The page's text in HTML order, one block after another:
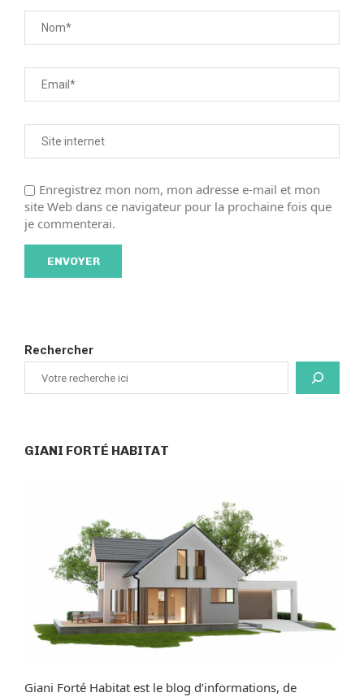
Enregistrez mon nom, mon adresse e-mail et mon
site Web dans ce navigateur pour la prochaine fois que
je commenterai.
Rechercher
GIANI FORTÉ HABITAT
Giani Forté Habitat est le blog d’informations, de